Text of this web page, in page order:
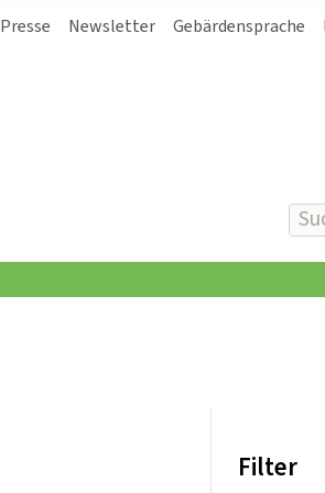
Presse Newsletter Gebärdensprache
Filter